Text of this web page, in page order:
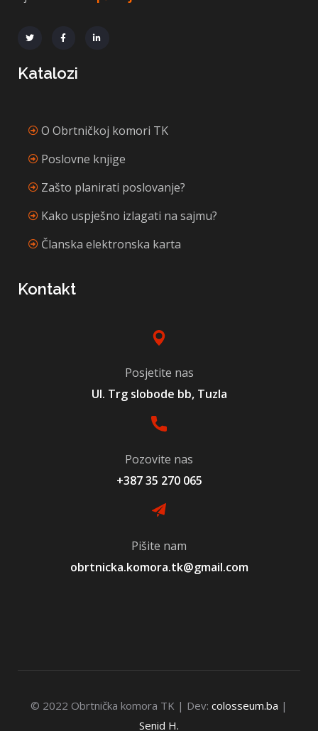
Katalozi
O Obrtničkoj komori TK
Poslovne knjige
Zašto planirati poslovanje?
Kako uspješno izlagati na sajmu?
Članska elektronska karta
Kontakt
Posjetite nas
Ul. Trg slobode bb, Tuzla
Pozovite nas
+387 35 270 065
Pišite nam
obrtnicka.komora.tk@gmail.com
© 2022 Obrtnička komora TK | Dev: colosseum.ba |
Senid H.